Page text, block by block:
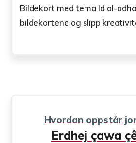
Bildekort med tema Id al-
bildekortene og slipp
Hvordan oppstår
Erdhej çawa